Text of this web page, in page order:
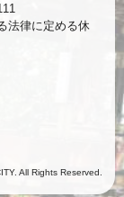
法律に定める休
All Rights Reserved.